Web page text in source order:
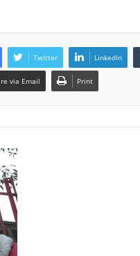
Twitter LinkedIn
via Email Print